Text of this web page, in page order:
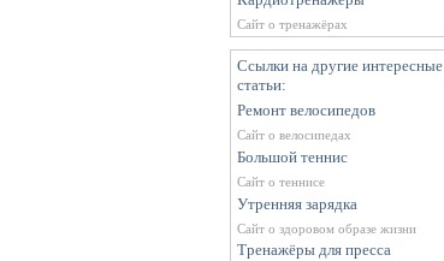
Сайт о тренажёрах
Ссылки на другие интересные
статьи:
Ремонт велосипедов
Сайт о велосипедах
Большой теннис
Сайт о теннисе
Утренняя зарядка
Сайт о здоровом образе жизни
Тренажёры для пресса